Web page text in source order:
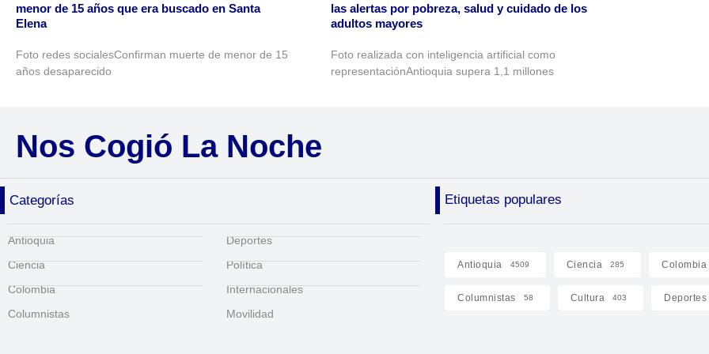
menor de 15 años que era buscado en Santa
Elena
Foto redes socialesConfirman muerte de menor de 15
años desaparecido
las alertas por pobreza, salud y cuidado de los
adultos mayores
Foto realizada con inteligencia artificial como
representaciónAntioquia supera 1,1 millones
Nos Cogió La Noche
Categorías Etiquetas populares
Antioquia
Ciencia
Colombia
Columnistas
Deportes
Política
Internacionales
Movilidad
Antioquia 4509 Ciencia 285 Colombia
Columnistas 58 Cultura 403 Deportes